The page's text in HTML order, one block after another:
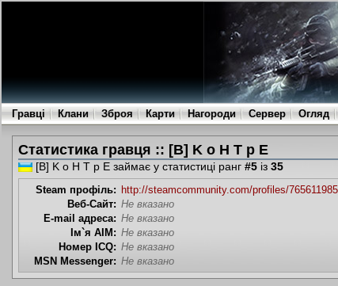
Гравці Клани Зброя Карти Нагороди Сервер Огляд
Статистика гравця :: [B] K o H T p E
[B] K o H T p E займає у статистиці ранг #5із 35
Steam профіль: http://steamcommunity.com/profiles/
Веб-Сайт: Не вказано
E-mail адреса: Не вказано
Ім`я AIM: Не вказано
Номер ICQ: Не вказано
MSN Messenger: Не вказано